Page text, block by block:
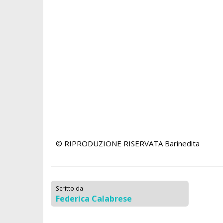
© RIPRODUZIONE RISERVATA Barinedita
Scritto da
Federica Calabrese